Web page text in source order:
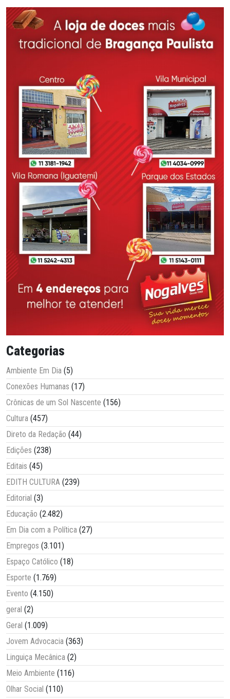
Categorias
Ambiente Em Dia (5)
Conexões Humanas (17)
Crônicas de um Sol Nascente (156)
Cultura (457)
Direto da Redação (44)
Edições (238)
Editais (45)
EDITH CULTURA (239)
Editorial (3)
Educação (2.482)
Em Dia com a Política (27)
Empregos (3.101)
Espaço Católico (18)
Esporte (1.769)
Evento (4.150)
geral (2)
Geral (1.009)
Jovem Advocacia (363)
Linguiça Mecânica (2)
Meio Ambiente (116)
Olhar Social (110)